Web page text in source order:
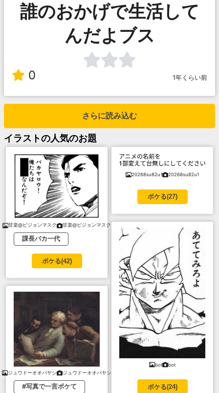
誰のおかげで生活して
んだよブス
0 1年くらい前
さらに読み込む
イラストの人気のお題
甘楽@ピジョンマスク 甘楽@ピジョンマスク
課長バカ一代
ボケる(42)
ジュウドーオオバヤシ ジュウドーオオバヤシ
#写真で一言ボケて
20268su82u1 20268su82u1
ボケる(27)
bot bot
ボケる(24)